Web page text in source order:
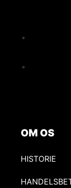
OM OS
HISTORIE